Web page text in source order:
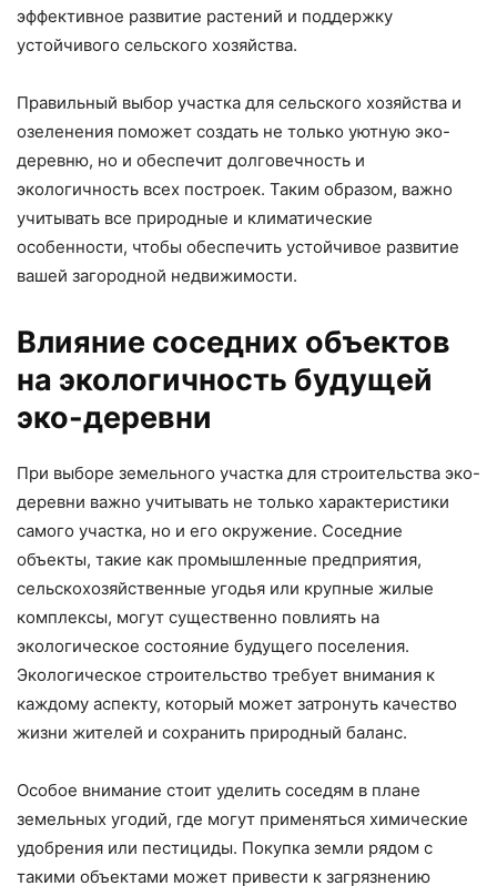
эффективное развитие растений и поддержку
устойчивого сельского хозяйства.
Правильный выбор участка для сельского хозяйства и
озеленения поможет создать не только уютную эко-
деревню, но и обеспечит долговечность и
экологичность всех построек. Таким образом, важно
учитывать все природные и климатические
особенности, чтобы обеспечить устойчивое развитие
вашей загородной недвижимости.
Влияние соседних объектов
на экологичность будущей
эко-деревни
При выборе земельного участка для строительства эко-
деревни важно учитывать не только характеристики
самого участка, но и его окружение. Соседние
объекты, такие как промышленные предприятия,
сельскохозяйственные угодья или крупные жилые
комплексы, могут существенно повлиять на
экологическое состояние будущего поселения.
Экологическое строительство требует внимания к
каждому аспекту, который может затронуть качество
жизни жителей и сохранить природный баланс.
Особое внимание стоит уделить соседям в плане
земельных угодий, где могут применяться химические
удобрения или пестициды. Покупка земли рядом с
такими объектами может привести к загрязнению